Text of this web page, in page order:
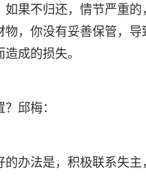
果不归还，情节严重
，你没有妥善保管，
成的损失。
邱梅：
办法是，积极联系失